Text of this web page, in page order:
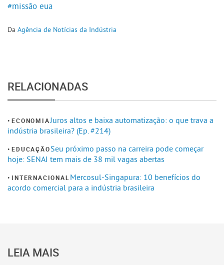
#missão eua
Da Agência de Notícias da Indústria
RELACIONADAS
ECONOMIAJuros altos e baixa automatização: o que trava a
indústria brasileira? (Ep. #214)
EDUCAÇÃOSeu próximo passo na carreira pode começar
hoje: SENAI tem mais de 38 mil vagas abertas
INTERNACIONALMercosul-Singapura: 10 benefícios do
acordo comercial para a indústria brasileira
LEIA MAIS